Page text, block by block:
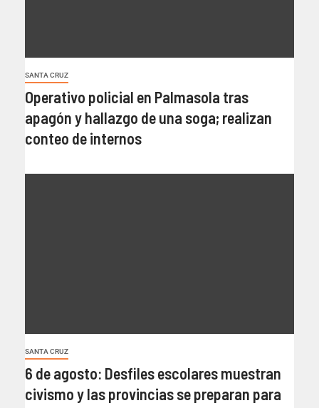
SANTA CRUZ
Operativo policial en Palmasola tras
apagón y hallazgo de una soga; realizan
conteo de internos
SANTA CRUZ
6 de agosto: Desfiles escolares muestran
civismo y las provincias se preparan para